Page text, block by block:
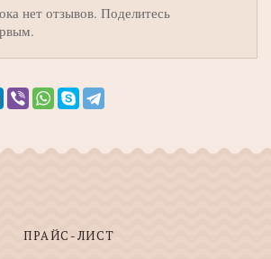
нет отзывов. Поделитесь
ПРАЙС-ЛИСТ